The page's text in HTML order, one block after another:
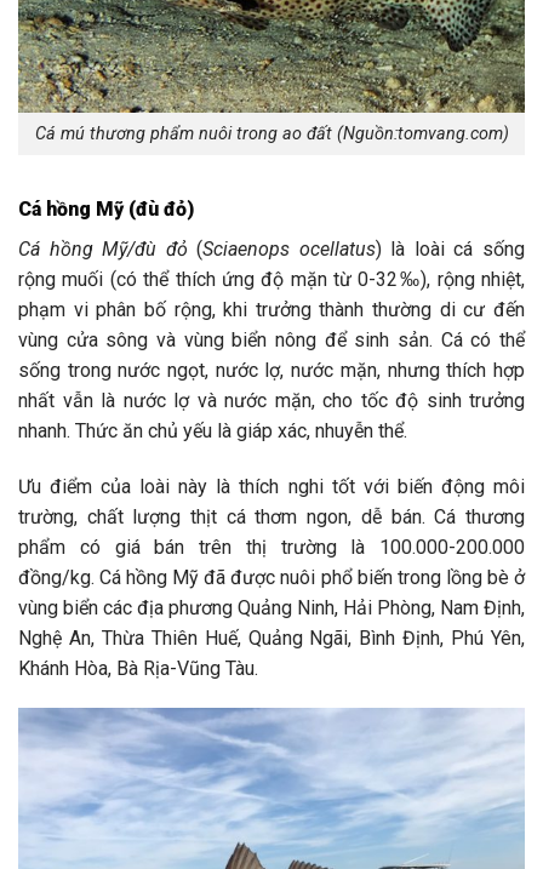
Cá mú thương phẩm nuôi trong ao đất (Nguồn:tomvang.com)
Cá hồng Mỹ (đù đỏ)
Cá hồng Mỹ/đù đỏ(Sciaenops ocellatus) là loài cá sống
rộng muối (có thể thích ứng độ mặn từ 0-32‰), rộng nhiệt,
phạm vi phân bố rộng, khi trưởng thành thường di cư đến
vùng cửa sông và vùng biển nông để sinh sản. Cá có thể
sống trong nước ngọt, nước lợ, nước mặn, nhưng thích hợp
nhất vẫn là nước lợ và nước mặn, cho tốc độ sinh trưởng
nhanh. Thức ăn chủ yếu là giáp xác, nhuyễn thể.
Ưu điểm của loài này là thích nghi tốt với biến động môi
trường, chất lượng thịt cá thơm ngon, dễ bán. Cá thương
phẩm có giá bán trên thị trường là 100.000-200.000
đồng/kg. Cá hồng Mỹ đã được nuôi phổ biến trong lồng bè ở
vùng biển các địa phương Quảng Ninh, Hải Phòng, Nam Định,
Nghệ An, Thừa Thiên Huế, Quảng Ngãi, Bình Định, Phú Yên,
Khánh Hòa, Bà Rịa-Vũng Tàu.